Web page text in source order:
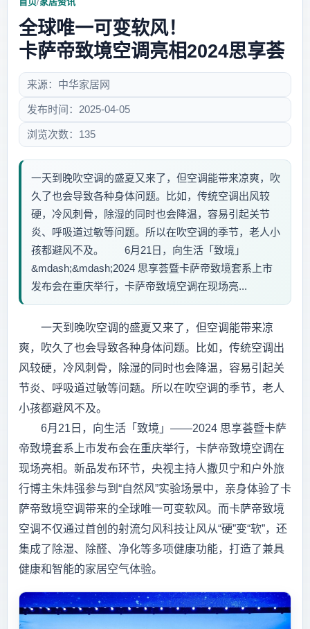
全球唯一可变软风！
卡萨帝致境空调亮相2024思享荟
来源：中华家居网
发布时间：2025-04-05
浏览次数：135
一天到晚吹空调的盛夏又来了，但空调能带来凉爽，吹
久了也会导致各种身体问题。比如，传统空调出风较
硬，冷风刺骨，除湿的同时也会降温，容易引起关节
炎、呼吸道过敏等问题。所以在吹空调的季节，老人小
孩都避风不及。 6月21日，向生活「致境」
&mdash;&mdash;2024 思享荟暨卡萨帝致境套系上市
发布会在重庆举行，卡萨帝致境空调在现场亮...
一天到晚吹空调的盛夏又来了，但空调能带来凉
爽，吹久了也会导致各种身体问题。比如，传统空调出
风较硬，冷风刺骨，除湿的同时也会降温，容易引起关
节炎、呼吸道过敏等问题。所以在吹空调的季节，老人
小孩都避风不及。
6月21日，向生活「致境」——2024 思享荟暨卡萨
帝致境套系上市发布会在重庆举行，卡萨帝致境空调在
现场亮相。新品发布环节，央视主持人撒贝宁和户外旅
行博主朱炜强参与到“自然风”实验场景中，亲身体验了卡
萨帝致境空调带来的全球唯一可变软风。而卡萨帝致境
空调不仅通过首创的射流匀风科技让风从“硬”变“软”，还
集成了除湿、除醛、净化等多项健康功能，打造了兼具
健康和智能的家居空气体验。